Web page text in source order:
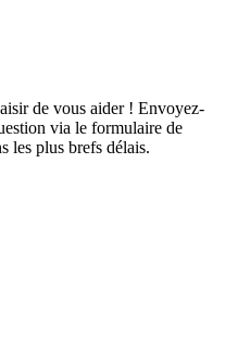
de vous aider ! Envoyez-
via le formulaire de
les plus brefs délais.